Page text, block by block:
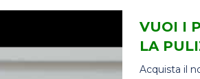
VUOI I
LA
Acquista il